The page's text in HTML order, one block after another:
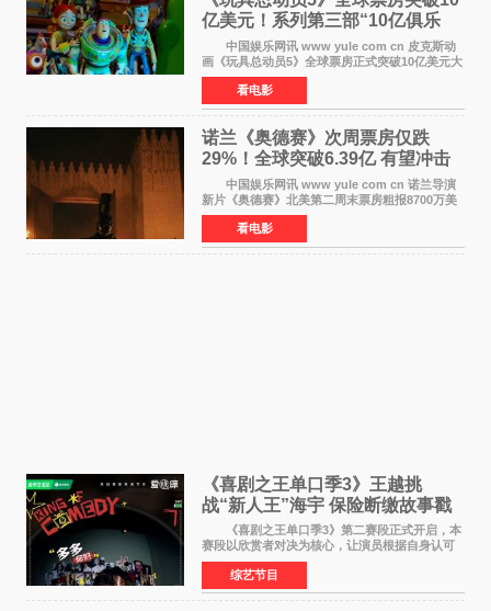
亿美元！系列第三部“10亿俱乐
部”达成
中国娱乐网讯 www yule com cn 皮克斯动
画《玩具总动员5》全球票房正式突破10亿美元大
关。截至上周末，该片全球累计票房已达10 22亿
美元，其中北美市场贡献4 48亿美元，中国内地
票房达2 82
看电影
诺兰《奥德赛》次周票房仅跌
29%！全球突破6.39亿 有望冲击
13亿成诺兰最卖座电影
中国娱乐网讯 www yule com cn 诺兰导演
新片《奥德赛》北美第二周末票房粗报8700万美
元（周五至周日：2600万&rarr;3460万
&rarr;2640万），较首周1 24亿美元仅下跌29
6%，走势极为强劲，远超
看电影
《喜剧之王单口季3》王越挑
战“新人王”海宇 保险断缴故事戳
中生活痛点
《喜剧之王单口季3》第二赛段正式开启，本
赛段以欣赏者对决为核心，让演员根据自身认可
选择对手，在作品碰撞中完成一次喜剧创作者之
间的交流。这里有实力相当的正面对抗，也有老
朋友、老对手之
综艺节目